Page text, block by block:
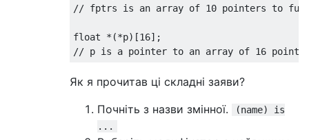
// fptrs is an array of 10 pointers to
float *(*p)[16];
Як я прочитав ці складні заяви?
Почніть з назви змінної.
(name) is
...